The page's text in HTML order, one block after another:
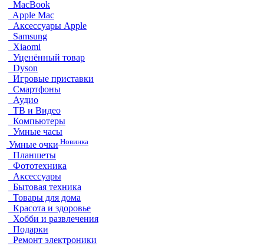
MacBook
Apple Mac
Аксессуары Apple
Samsung
Xiaomi
Уценённый товар
Dyson
Игровые приставки
Смартфоны
Аудио
ТВ и Видео
Компьютеры
Умные часы
Умные очки Новинка
Планшеты
Фототехника
Аксессуары
Бытовая техника
Товары для дома
Красота и здоровье
Хобби и развлечения
Подарки
Ремонт электроники